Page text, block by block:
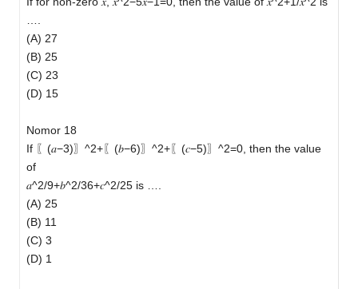
….
(A) 27
(B) 25
(C) 23
(D) 15
Nomor 18
If 〖(𝑎−3)〗^2+〖(𝑏−6)〗^2+〖(𝑐−5)〗^2=0, then the value
of
𝑎^2/9+𝑏^2/36+𝑐^2/25 is ….
(A) 25
(B) 11
(C) 3
(D) 1